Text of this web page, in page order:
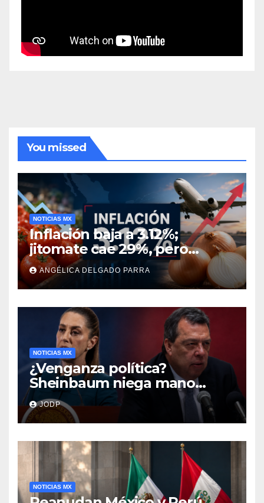
You missed
NOTICIAS MX
Inflación baja a 3.12%;
jitomate cae 29%, pero
cebolla y vuelos se
encarecen
ANGÉLICA DELGADO PARRA
NOTICIAS MX
¿Venganza política?
Sheinbaum niega mano
negra en captura de Ángel
Aguirre
JODP
NOTICIAS MX